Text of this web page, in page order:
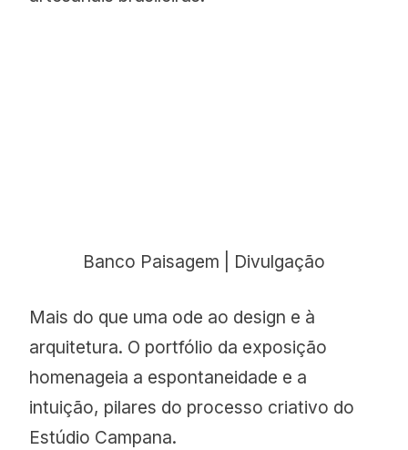
Banco Paisagem | Divulgação
Mais do que uma ode ao design e à
arquitetura. O portfólio da exposição
homenageia a espontaneidade e a
intuição, pilares do processo criativo do
Estúdio Campana.